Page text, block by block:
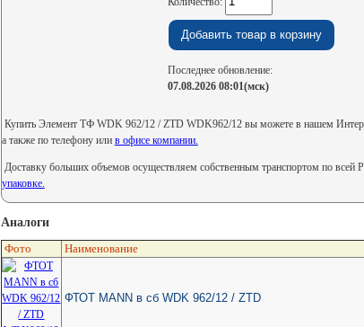
Последнее обновление:
07.08.2026 08:01(мск)
Купить Элемент ТФ WDK 962/12 / ZTD WDK962/12 вы можете в нашем
а также по телефону или в офисе компании.
Доставку больших объемов осуществляем собственным транспортом по
упаковке.
Аналоги
Фото Наименование
ФТОТ MANN в сб WDK 962/12 / ZTD